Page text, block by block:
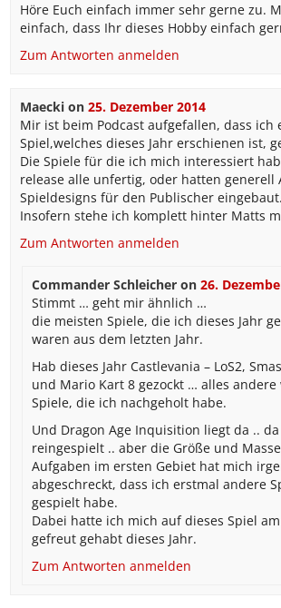
Höre Euch einfach immer sehr gerne zu.
einfach, dass Ihr dieses Hobby einfach
Zum Antworten anmelden
Maeckion 25. Dezember 2014
Mir ist beim Podcast aufgefallen, dass ich
Spiel,welches dieses Jahr erschienen ist,
Die Spiele für die ich mich interessiert
release alle unfertig, oder hatten generell
Spieldesigns für den Publischer eingebaut.
Insofern stehe ich komplett hinter Matts
Zum Antworten anmelden
Commander Schleicher on26.
Stimmt … geht mir ähnlich …
die meisten Spiele, die ich dieses Jahr
waren aus dem letzten Jahr.
Hab dieses Jahr Castlevania – LoS2,
und Mario Kart 8 gezockt … alles andere
Spiele, die ich nachgeholt habe.
Und Dragon Age Inquisition liegt da ..
reingespielt .. aber die Größe und
Aufgaben im ersten Gebiet hat mich
abgeschreckt, dass ich erstmal andere
gespielt habe.
Dabei hatte ich mich auf dieses Spiel
gefreut gehabt dieses Jahr.
Zum Antworten anmelden